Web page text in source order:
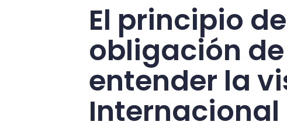
El principio
obligación
entender la
Internacional